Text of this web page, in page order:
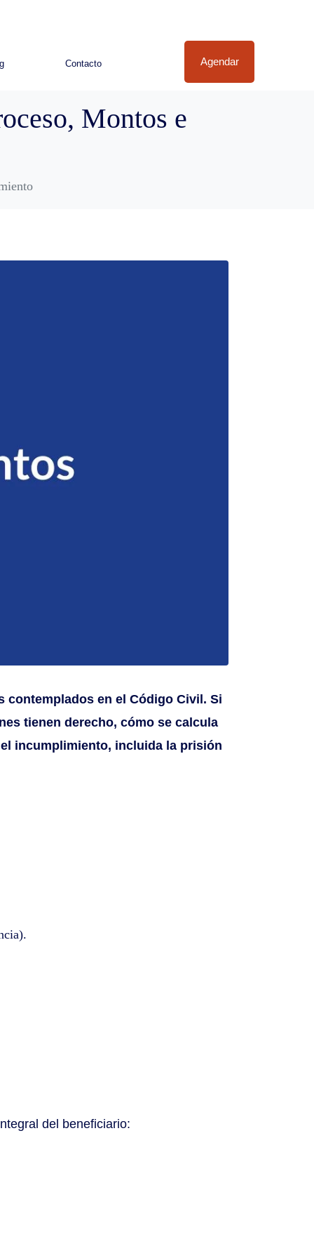
Contacto Agendar
Montos e
contemplados en el Código Civil. Si
tienen derecho, cómo se calcula
incumplimiento, incluida la prisión
del beneficiario: